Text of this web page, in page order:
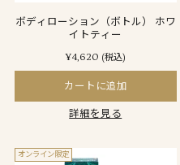
ボディローション（ボトル） ホワ
イトティー
¥4,620 (税込)
カートに追加
詳細を見る
オンライン限定